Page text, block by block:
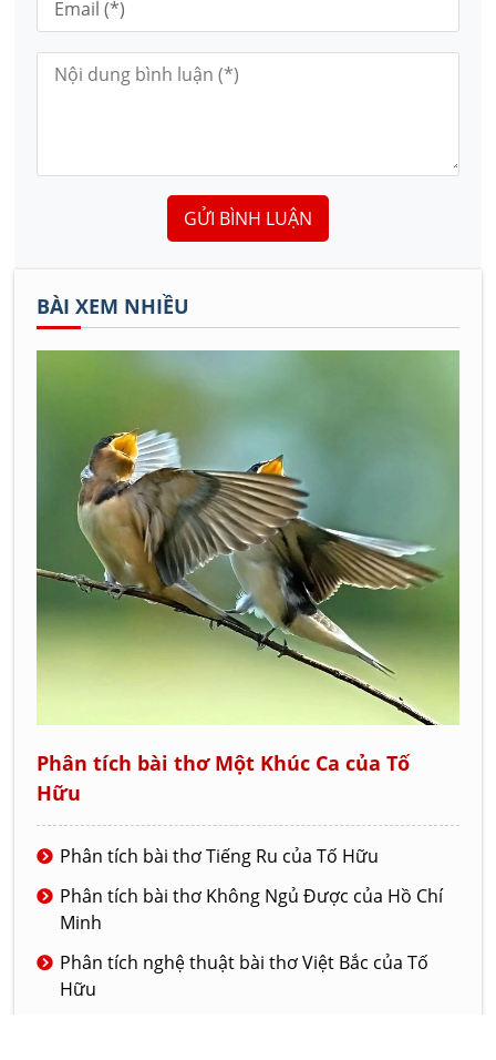
GỬI BÌNH LUẬN
BÀI XEM NHIỀU
Phân tích bài thơ Một Khúc Ca của Tố
Hữu
Phân tích bài thơ Tiếng Ru của Tố Hữu
Phân tích bài thơ Không Ngủ Được của Hồ Chí
Minh
Phân tích nghệ thuật bài thơ Việt Bắc của Tố
Hữu